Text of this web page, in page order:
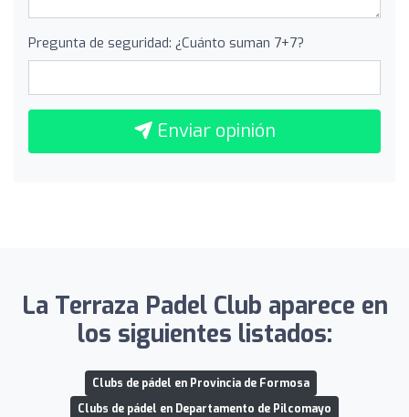
Pregunta de seguridad: ¿Cuánto suman 7+7?
Enviar opinión
La Terraza Padel Club aparece en
los siguientes listados:
Clubs de pádel en Provincia de Formosa
Clubs de pádel en Departamento de Pilcomayo